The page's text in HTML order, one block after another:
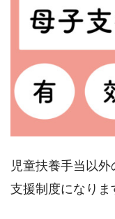
児童扶養手当以
支援制度になりま